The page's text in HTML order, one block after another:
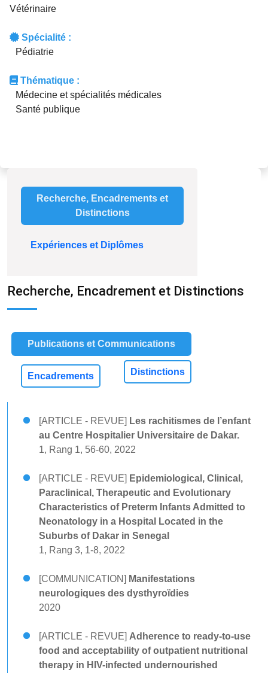
Vétérinaire
Spécialité :
Pédiatrie
Thématique :
Médecine et spécialités médicales
Santé publique
Recherche, Encadrements et
Distinctions
Expériences et Diplômes
Recherche, Encadrement et Distinctions
Publications et Communications
Encadrements Distinctions
[ARTICLE - REVUE] Les rachitismes de l’enfant
au Centre Hospitalier Universitaire de Dakar.
1, Rang 1, 56-60, 2022
[ARTICLE - REVUE] Epidemiological, Clinical,
Paraclinical, Therapeutic and Evolutionary
Characteristics of Preterm Infants Admitted to
Neonatology in a Hospital Located in the
Suburbs of Dakar in Senegal
1, Rang 3, 1-8, 2022
[COMMUNICATION] Manifestations
neurologiques des dysthyroïdies
2020
[ARTICLE - REVUE] Adherence to ready-to-use
food and acceptability of outpatient nutritional
therapy in HIV-infected undernourished